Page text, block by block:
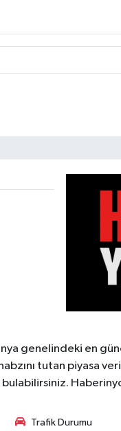
genelindeki en
tutan piyasa
Trafik Durumu